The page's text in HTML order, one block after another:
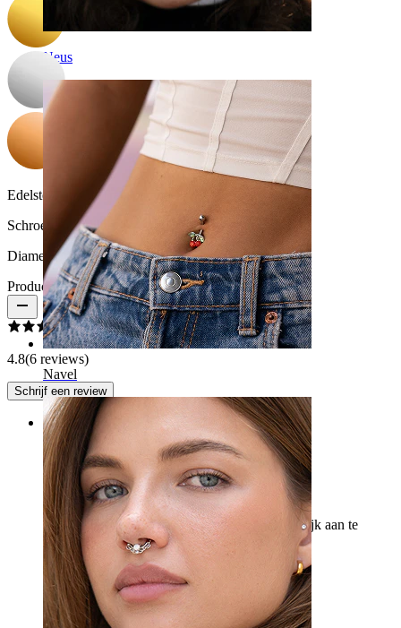
Neus
Navel
Edelsteen kleur:Transparant
Schroefdraad dikte:
Diameter: 8 mm
Productbeoordelingen
4.8(6 reviews)
Schrijf een review
Rating
Mooi en gemakkelijk aan te brengen
Ik vond het geweldig, het is mooi en gemakkelijk aan te
brengen
Paula Geverifieerde aankoop
Vertaald door AI Toon origineel